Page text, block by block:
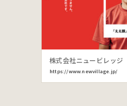
株式会社ニュービレッジ
https://www.newvillage.jp/